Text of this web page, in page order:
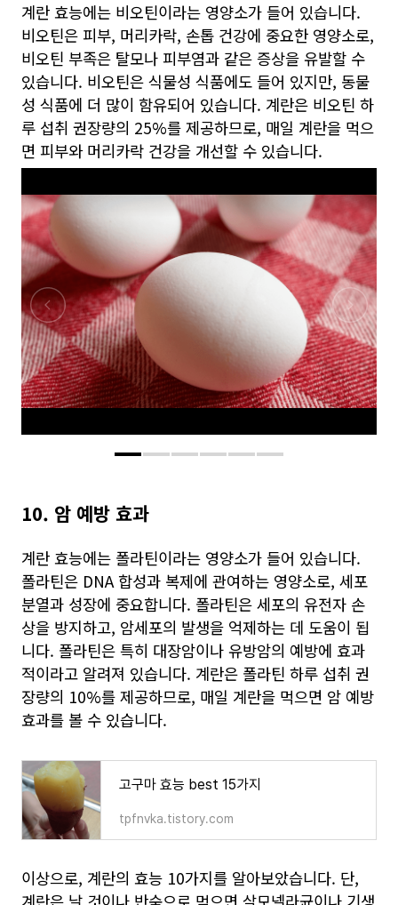
계란 효능에는 비오틴이라는 영양소가 들어 있습니다.
비오틴은 피부, 머리카락, 손톱 건강에 중요한 영양소로,
비오틴 부족은 탈모나 피부염과 같은 증상을 유발할 수
있습니다. 비오틴은 식물성 식품에도 들어 있지만, 동물
성 식품에 더 많이 함유되어 있습니다. 계란은 비오틴 하
루 섭취 권장량의 25%를 제공하므로, 매일 계란을 먹으
면 피부와 머리카락 건강을 개선할 수 있습니다.
10. 암 예방 효과
계란 효능에는 폴라틴이라는 영양소가 들어 있습니다.
폴라틴은 DNA 합성과 복제에 관여하는 영양소로, 세포
분열과 성장에 중요합니다. 폴라틴은 세포의 유전자 손
상을 방지하고, 암세포의 발생을 억제하는 데 도움이 됩
니다. 폴라틴은 특히 대장암이나 유방암의 예방에 효과
적이라고 알려져 있습니다. 계란은 폴라틴 하루 섭취 권
장량의 10%를 제공하므로, 매일 계란을 먹으면 암 예방
효과를 볼 수 있습니다.
고구마 효능 best 15가지
tpfnvka.tistory.com
이상으로, 계란의 효능 10가지를 알아보았습니다. 단,